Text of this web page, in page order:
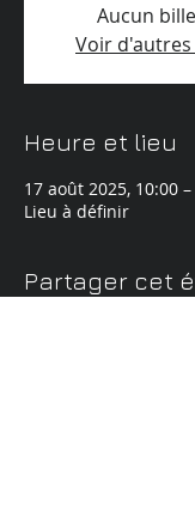
Aucun
Voir
Heure et lieu
17 août 2025, 10:00
Lieu à définir
Partager cet